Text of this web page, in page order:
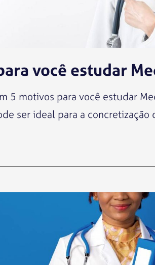
você estudar
5 motivos para você estudar
ser ideal para a concretização